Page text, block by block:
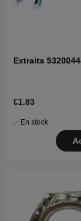
Extraits
€1.83
En stock